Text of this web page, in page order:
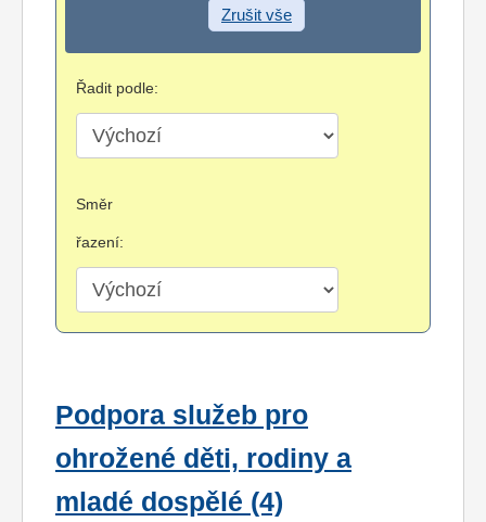
Zrušit vše
Řadit podle:
Směr
řazení:
Podpora služeb pro
ohrožené děti, rodiny a
mladé dospělé (4)